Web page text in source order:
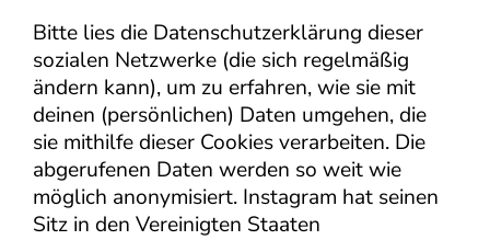
Bitte lies die Datenschutzerklärung dieser
sozialen Netzwerke (die sich regelmäßig
ändern kann), um zu erfahren, wie sie mit
deinen (persönlichen) Daten umgehen, die
sie mithilfe dieser Cookies verarbeiten. Die
abgerufenen Daten werden so weit wie
möglich anonymisiert. Instagram hat seinen
Sitz in den Vereinigten Staaten